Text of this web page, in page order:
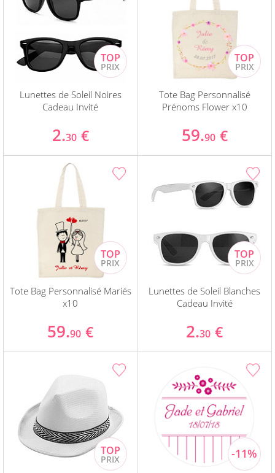
Lunettes de Soleil Noires
Cadeau Invité
2.30 €
Tote Bag Personnalisé
Prénoms Flower x10
59.90 €
Tote Bag Personnalisé Mariés
x10
59.90 €
Lunettes de Soleil Blanches
Cadeau Invité
2.30 €